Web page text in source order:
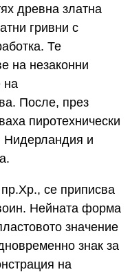
древна златна
гривни с
Те
на незаконни
на
После, през
пиротехнически
Нидерландия и
се приписва
Нейната форма
значение
знак за
на